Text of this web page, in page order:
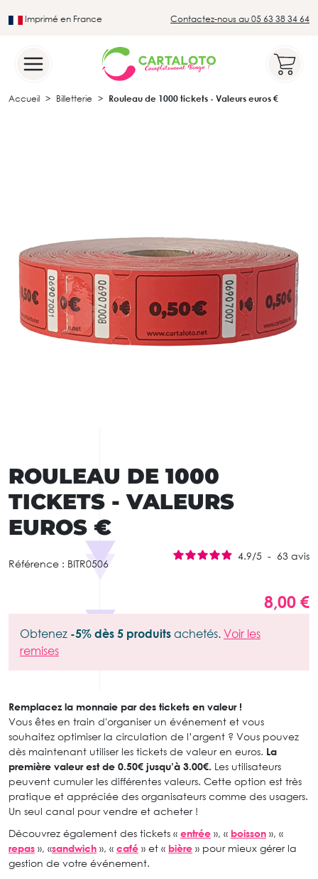
Imprimé en France Contactez-nous au 05 63 38 34 64
Accueil Billetterie Rouleau de 1000 tickets - Valeurs euros €
ROULEAU DE 1000
TICKETS - VALEURS
EUROS €
Référence : BITR0506
4.9/5 - 63 avis
8,00 €
Obtenez -5% dès 5 produits achetés. Voir les
remises
Remplacez la monnaie par des tickets en valeur !
Vous êtes en train d'organiser un événement et vous
souhaitez optimiser la circulation de l’argent ? Vous pouvez
dès maintenant utiliser les tickets de valeur en euros. La
première valeur est de 0.50€ jusqu’à 3.00€. Les utilisateurs
peuvent cumuler les différentes valeurs. Cette option est très
pratique et appréciée des organisateurs comme des usagers.
Un seul canal pour vendre et acheter !
Découvrez également des tickets « entrée », « boisson », «
repas », «sandwich », « café » et « bière » pour mieux gérer la
gestion de votre événement.